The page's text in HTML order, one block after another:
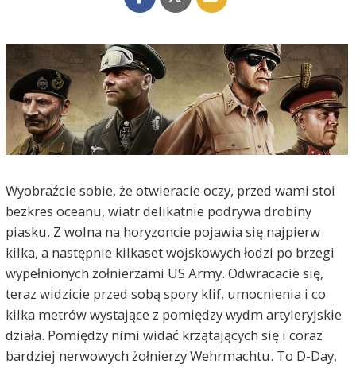
Wyobraźcie sobie, że otwieracie oczy, przed wami stoi
bezkres oceanu, wiatr delikatnie podrywa drobiny
piasku. Z wolna na horyzoncie pojawia się najpierw
kilka, a następnie kilkaset wojskowych łodzi po brzegi
wypełnionych żołnierzami US Army. Odwracacie się,
teraz widzicie przed sobą spory klif, umocnienia i co
kilka metrów wystające z pomiędzy wydm artyleryjskie
działa. Pomiędzy nimi widać krzątających się i coraz
bardziej nerwowych żołnierzy Wehrmachtu. To D-Day,